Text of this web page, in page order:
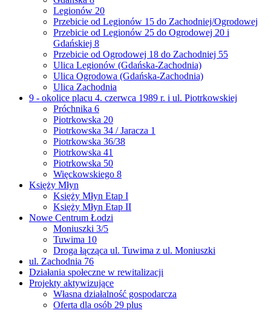
Legionów 20
Przebicie od Legionów 15 do Zachodniej/Ogrodowej
Przebicie od Legionów 25 do Ogrodowej 20 i
Gdańskiej 8
Przebicie od Ogrodowej 18 do Zachodniej 55
Ulica Legionów (Gdańska-Zachodnia)
Ulica Ogrodowa (Gdańska-Zachodnia)
Ulica Zachodnia
9 - okolice placu 4. czerwca 1989 r. i ul. Piotrkowskiej
Próchnika 6
Piotrkowska 20
Piotrkowska 34 / Jaracza 1
Piotrkowska 36/38
Piotrkowska 41
Piotrkowska 50
Więckowskiego 8
Księży Młyn
Księży Młyn Etap I
Księży Młyn Etap II
Nowe Centrum Łodzi
Moniuszki 3/5
Tuwima 10
Droga łącząca ul. Tuwima z ul. Moniuszki
ul. Zachodnia 76
Działania społeczne w rewitalizacji
Projekty aktywizujące
Własna działalność gospodarcza
Oferta dla osób 29 plus